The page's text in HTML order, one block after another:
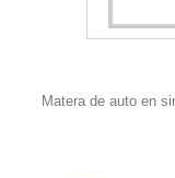
Matera de auto en